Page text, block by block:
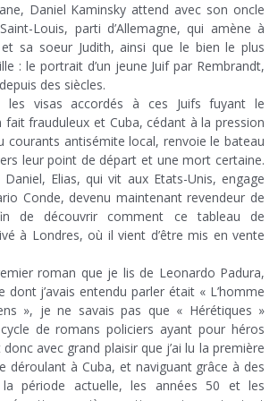
Daniel Kaminsky attend avec son oncle
Louis, parti d’Allemagne, qui amène à
sa soeur Judith, ainsi que le bien le plus
: le portrait d’un jeune Juif par Rembrandt,
des siècles.
les visas accordés à ces Juifs fuyant le
fait frauduleux et Cuba, cédant à la pression
courants antisémite local, renvoie le bateau
leur point de départ et une mort certaine.
Elias, qui vit aux Etats-Unis, engage
Conde, devenu maintenant revendeur de
de découvrir comment ce tableau de
à Londres, où il vient d’être mis en vente
roman que je lis de Leonardo Padura,
dont j’avais entendu parler était « L’homme
», je ne savais pas que « Hérétiques »
de romans policiers ayant pour héros
donc avec grand plaisir que j’ai lu la première
déroulant à Cuba, et naviguant grâce à des
la période actuelle, les années 50 et les